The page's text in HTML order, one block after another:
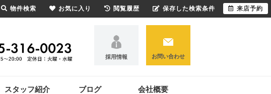
採用情報 お問い合わせ
スタッフ紹介 ブログ 会社概要
物件検索 お気に入り 閲覧履歴 保存した検索条件 来店予約